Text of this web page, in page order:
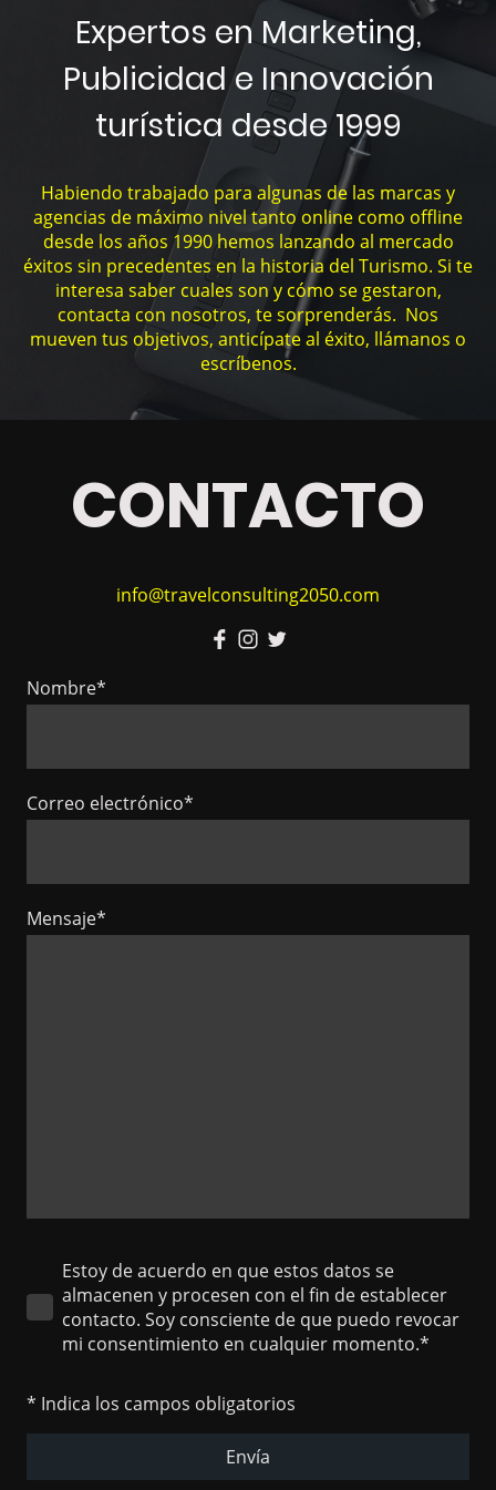
Expertos en Marketing,
Publicidad e Innovación
turística desde 1999
Habiendo trabajado para algunas de las marcas y
agencias de máximo nivel tanto online como offline
desde los años 1990 hemos lanzando al mercado
éxitos sin precedentes en la historia del Turismo. Si te
interesa saber cuales son y cómo se gestaron,
contacta con nosotros, te sorprenderás. Nos
mueven tus objetivos, anticípate al éxito, llámanos o
escríbenos.
CONTACTO
info@travelconsulting2050.com
Nombre*
Correo electrónico*
Mensaje*
Estoy de acuerdo en que estos datos se
almacenen y procesen con el fin de establecer
contacto. Soy consciente de que puedo revocar
mi consentimiento en cualquier momento.*
* Indica los campos obligatorios
Envía